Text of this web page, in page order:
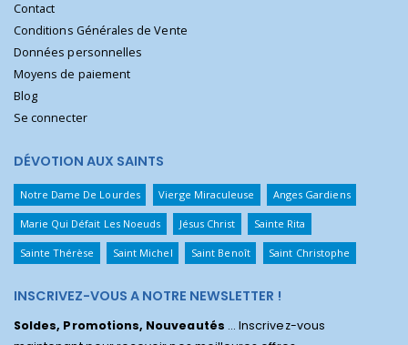
Contact
Conditions Générales de Vente
Données personnelles
Moyens de paiement
Blog
Se connecter
DÉVOTION AUX SAINTS
Notre Dame De Lourdes Vierge Miraculeuse Anges Gardiens
Marie Qui Défait Les Noeuds Jésus Christ Sainte Rita
Sainte Thérèse Saint Michel Saint Benoît Saint Christophe
INSCRIVEZ-VOUS A NOTRE NEWSLETTER !
Soldes, Promotions, Nouveautés ... Inscrivez-vous